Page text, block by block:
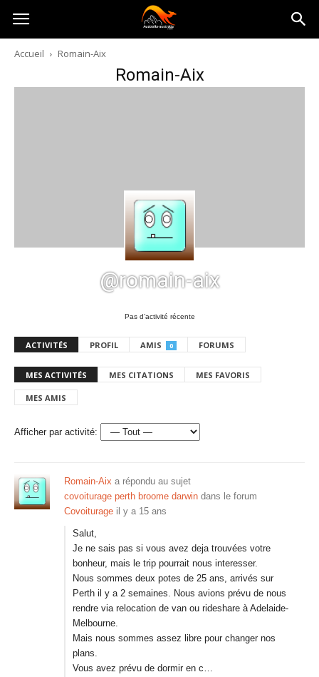
Australia-
australie.com
Accueil Romain-Aix
Romain-Aix
@romain-aix
Pas d’activité récente
ACTIVITÉS PROFIL AMIS 0 FORUMS
MES ACTIVITÉS MES CITATIONS MES FAVORIS
MES AMIS
Afficher par activité:
Romain-Aix a répondu au sujet
covoiturage perth broome darwin dans le forum
Covoiturage il y a 15 ans
Salut,
Je ne sais pas si vous avez deja trouvées votre
bonheur, mais le trip pourrait nous interesser.
Nous sommes deux potes de 25 ans, arrivés sur
Perth il y a 2 semaines. Nous avions prévu de nous
rendre via relocation de van ou rideshare à Adelaide-
Melbourne.
Mais nous sommes assez libre pour changer nos
plans.
Vous avez prévu de dormir en c…